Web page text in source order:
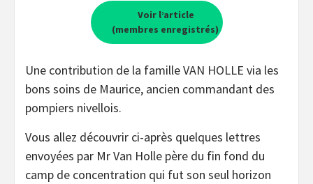
Voir l’article
(membres enregistrés)
Une contribution de la famille VAN HOLLE via les
bons soins de Maurice, ancien commandant des
pompiers nivellois.
Vous allez découvrir ci-après quelques lettres
envoyées par Mr Van Holle père du fin fond du
camp de concentration qui fut son seul horizon